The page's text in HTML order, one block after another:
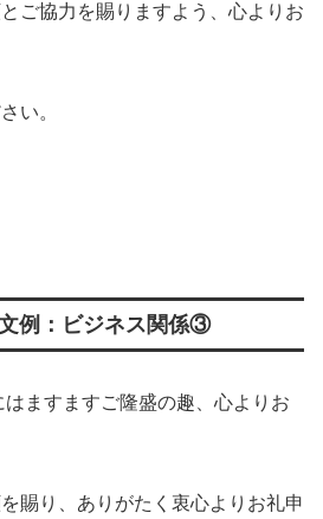
ご協力を賜りますよう、心よりお
い。
例：ビジネス関係③
ますますご隆盛の趣、心よりお
賜り、ありがたく衷心よりお礼申